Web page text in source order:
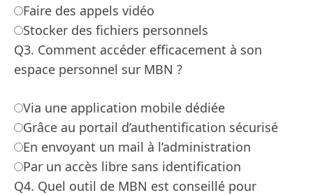
Faire des appels vidéo
Stocker des fichiers personnels
Q3. Comment accéder efficacement à son
espace personnel sur MBN ?
Via une application mobile dédiée
Grâce au portail d’authentification sécurisé
En envoyant un mail à l’administration
Par un accès libre sans identification
Q4. Quel outil de MBN est conseillé pour